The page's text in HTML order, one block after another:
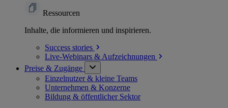
Ressourcen
Inhalte, die informieren und inspirieren.
Success stories
Live-Webinars & Aufzeichnungen
Preise & Zugänge
Einzelnutzer & kleine Teams
Unternehmen & Konzerne
Bildung & öffentlicher Sektor